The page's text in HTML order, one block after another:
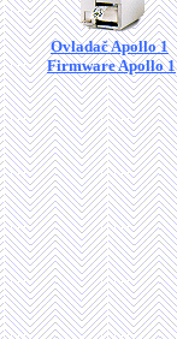
Ovladač Apollo 1
Firmware Apollo 1